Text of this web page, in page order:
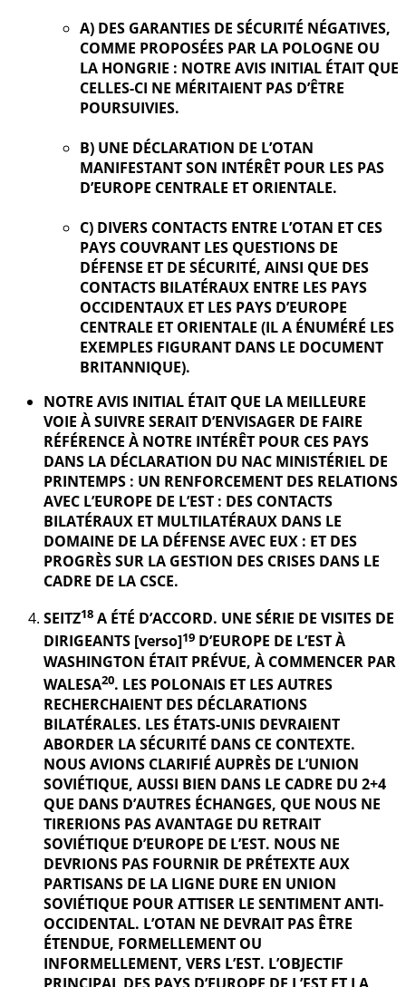
A) DES GARANTIES DE SÉCURITÉ NÉGATIVES,
COMME PROPOSÉES PAR LA POLOGNE OU
LA HONGRIE : NOTRE AVIS INITIAL ÉTAIT QUE
CELLES-CI NE MÉRITAIENT PAS D’ÊTRE
POURSUIVIES.
B) UNE DÉCLARATION DE L’OTAN
MANIFESTANT SON INTÉRÊT POUR LES PAS
D’EUROPE CENTRALE ET ORIENTALE.
C) DIVERS CONTACTS ENTRE L’OTAN ET CES
PAYS COUVRANT LES QUESTIONS DE
DÉFENSE ET DE SÉCURITÉ, AINSI QUE DES
CONTACTS BILATÉRAUX ENTRE LES PAYS
OCCIDENTAUX ET LES PAYS D’EUROPE
CENTRALE ET ORIENTALE (IL A ÉNUMÉRÉ LES
EXEMPLES FIGURANT DANS LE DOCUMENT
BRITANNIQUE).
NOTRE AVIS INITIAL ÉTAIT QUE LA MEILLEURE
VOIE À SUIVRE SERAIT D’ENVISAGER DE FAIRE
RÉFÉRENCE À NOTRE INTÉRÊT POUR CES PAYS
DANS LA DÉCLARATION DU NAC MINISTÉRIEL DE
PRINTEMPS : UN RENFORCEMENT DES RELATIONS
AVEC L’EUROPE DE L’EST : DES CONTACTS
BILATÉRAUX ET MULTILATÉRAUX DANS LE
DOMAINE DE LA DÉFENSE AVEC EUX : ET DES
PROGRÈS SUR LA GESTION DES CRISES DANS LE
CADRE DE LA CSCE.
SEITZ18 A ÉTÉ D’ACCORD. UNE SÉRIE DE VISITES DE
DIRIGEANTS [verso]19 D’EUROPE DE L’EST À
WASHINGTON ÉTAIT PRÉVUE, À COMMENCER PAR
WALESA20. LES POLONAIS ET LES AUTRES
RECHERCHAIENT DES DÉCLARATIONS
BILATÉRALES. LES ÉTATS-UNIS DEVRAIENT
ABORDER LA SÉCURITÉ DANS CE CONTEXTE.
NOUS AVIONS CLARIFIÉ AUPRÈS DE L’UNION
SOVIÉTIQUE, AUSSI BIEN DANS LE CADRE DU 2+4
QUE DANS D’AUTRES ÉCHANGES, QUE NOUS NE
TIRERIONS PAS AVANTAGE DU RETRAIT
SOVIÉTIQUE D’EUROPE DE L’EST. NOUS NE
DEVRIONS PAS FOURNIR DE PRÉTEXTE AUX
PARTISANS DE LA LIGNE DURE EN UNION
SOVIÉTIQUE POUR ATTISER LE SENTIMENT ANTI-
OCCIDENTAL. L’OTAN NE DEVRAIT PAS ÊTRE
ÉTENDUE, FORMELLEMENT OU
INFORMELLEMENT, VERS L’EST. L’OBJECTIF